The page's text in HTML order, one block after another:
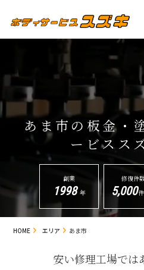
あま市の板金・
ービスス
創業
1998 年
修復件
5,000
HOME エリア あま市
安い修理工場では